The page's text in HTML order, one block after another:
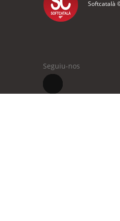
Softcatalà
Seguiu-nos